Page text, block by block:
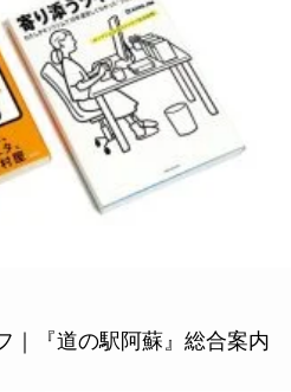
｜『道の駅阿蘇』総合案内